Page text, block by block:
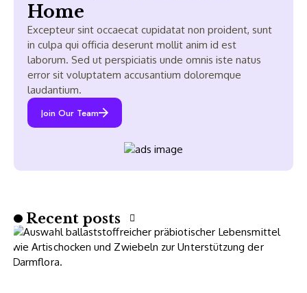
Home
Excepteur sint occaecat cupidatat non proident, sunt
in culpa qui officia deserunt mollit anim id est
laborum. Sed ut perspiciatis unde omnis iste natus
error sit voluptatem accusantium doloremque
laudantium.
Join Our Team
Recent posts